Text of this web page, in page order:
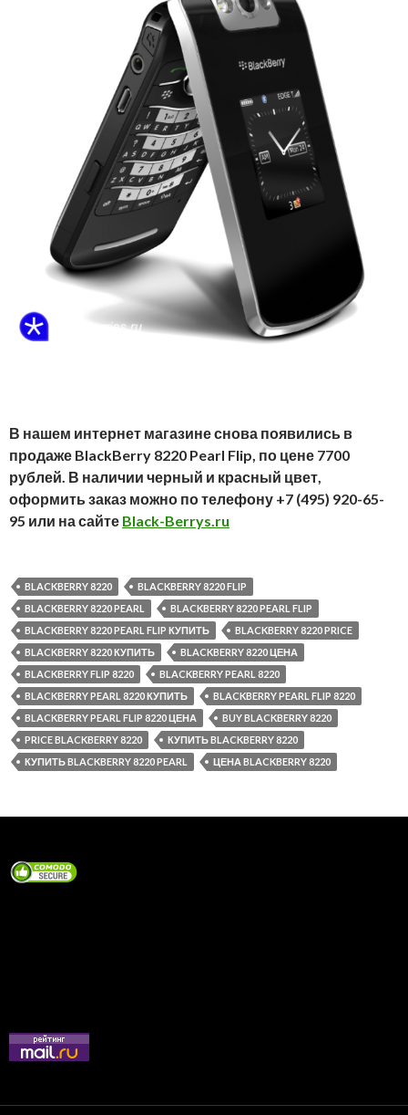
В нашем интернет магазине снова появились в
продаже BlackBerry 8220 Pearl Flip, по цене 7700
рублей. В наличии черный и красный цвет,
оформить заказ можно по телефону +7 (495) 920-65-
95 или на сайте Black-Berrys.ru
BLACKBERRY 8220
BLACKBERRY 8220 FLIP
BLACKBERRY 8220 PEARL
BLACKBERRY 8220 PEARL FLIP
BLACKBERRY 8220 PEARL FLIP КУПИТЬ
BLACKBERRY 8220 PRICE
BLACKBERRY 8220 КУПИТЬ
BLACKBERRY 8220 ЦЕНА
BLACKBERRY FLIP 8220
BLACKBERRY PEARL 8220
BLACKBERRY PEARL 8220 КУПИТЬ
BLACKBERRY PEARL FLIP 8220
BLACKBERRY PEARL FLIP 8220 ЦЕНА
BUY BLACKBERRY 8220
PRICE BLACKBERRY 8220
КУПИТЬ BLACKBERRY 8220
КУПИТЬ BLACKBERRY 8220 PEARL
ЦЕНА BLACKBERRY 8220